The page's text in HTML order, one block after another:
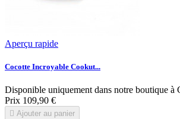
Aperçu rapide
Cocotte Incroyable Cookut...
Disponible uniquement dans notre boutique à
Prix 109,90 €
 Ajouter au panier